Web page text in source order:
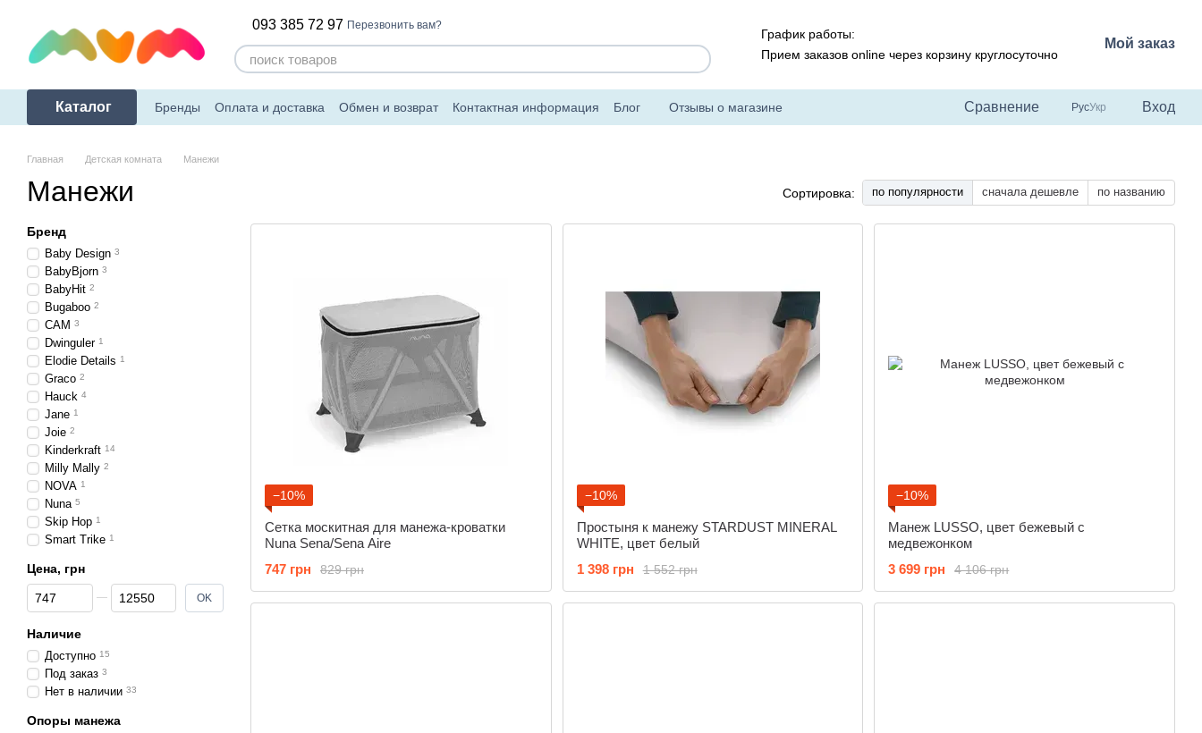
093 385 72 97 Перезвонить вам?
График работы:
Прием заказов online через корзину круглосуточно
Мой заказ
Каталог Бренды Оплата и доставка Обмен и возврат Контактная информация Блог Отзывы о магазине Сравнение РусУкр Вход
Главная Детская комната Манежи
Манежи Сортировка: по популярности сначала дешевле по названию
−10%
Сетка москитная для манежа-кроватки
Nuna Sena/Sena Aire
829 грн
747 грн
−10%
Простыня к манежу STARDUST MINERAL
WHITE, цвет белый
1 552 грн
1 398 грн
−10%
Манеж LUSSO, цвет бежевый с
медвежонком
4 106 грн
3 699 грн
Бренд
Baby Design 3
BabyBjorn 3
BabyHit 2
Bugaboo 2
CAM 3
Dwinguler 1
Elodie Details 1
Graco 2
Hauck 4
Jane 1
Joie 2
Kinderkraft 14
Milly Mally 2
NOVA 1
Nuna 5
Skip Hop 1
Smart Trike 1
Цена, грн
От Цена, грн
До Цена, грн OK
Наличие
Доступно 15
Под заказ 3
Нет в наличии 33
Опоры манежа